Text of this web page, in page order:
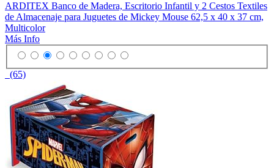
ARDITEX Banco de Madera, Escritorio Infantil y 2 Cestos Textiles
de Almacenaje para Juguetes de Mickey Mouse 62,5 x 40 x 37 cm,
Multicolor
Más Info
(65)